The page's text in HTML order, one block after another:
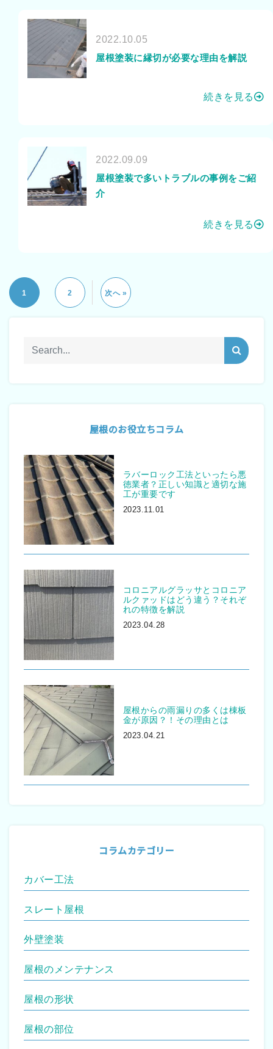
2022.10.05
屋根塗装に縁切が必要な理由を解説
続きを見る
2022.09.09
屋根塗装で多いトラブルの事例をご紹
介
続きを見る
1 2 次へ »
屋根のお役立ちコラム
ラバーロック工法といったら悪
徳業者？正しい知識と適切な施
工が重要です
2023.11.01
コロニアルグラッサとコロニア
ルクァッドはどう違う？それぞ
れの特徴を解説
2023.04.28
屋根からの雨漏りの多くは棟板
金が原因？！その理由とは
2023.04.21
コラムカテゴリー
カバー工法
スレート屋根
外壁塗装
屋根のメンテナンス
屋根の形状
屋根の部位